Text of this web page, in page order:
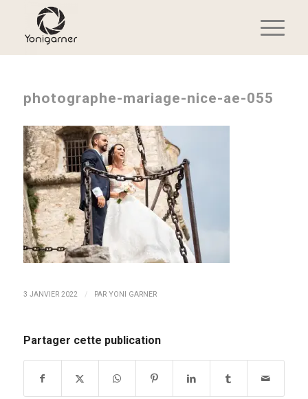
photographe-mariage-nice-ae-055
3 JANVIER 2022 / PAR YONI GARNER
Partager cette publication